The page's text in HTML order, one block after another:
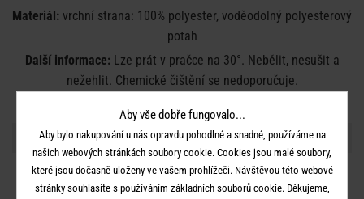
Materiál: vrchní strana: 100% polyester, voděodolný polyesterový
potah
Další informace:Lze prát v pračce na 30°. Nebělit, nesušit a
nežehlit. Chemické čištění se nedoporučuje.
SDÍLEJTE S PŘÁTELI
Aby vše dobře fungovalo...
Aby bylo nakupování u nás opravdu pohodlné a snadné, používáme na
našich webových stránkách soubory cookie. Cookies jsou malé soubory,
které jsou dočasně uloženy ve vašem prohlížeči. Návštěvou této webové
stránky souhlasíte s používáním základních souborů cookie. Děkujeme,